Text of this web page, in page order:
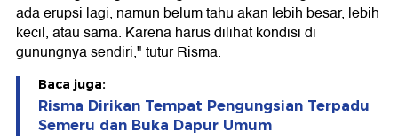
ada erupsi lagi, namun belum tahu akan lebih besar, lebih
kecil, atau sama. Karena harus dilihat kondisi di
gunungnya sendiri," tutur Risma.
Baca juga:
Risma Dirikan Tempat Pengungsian Terpadu
Semeru dan Buka Dapur Umum